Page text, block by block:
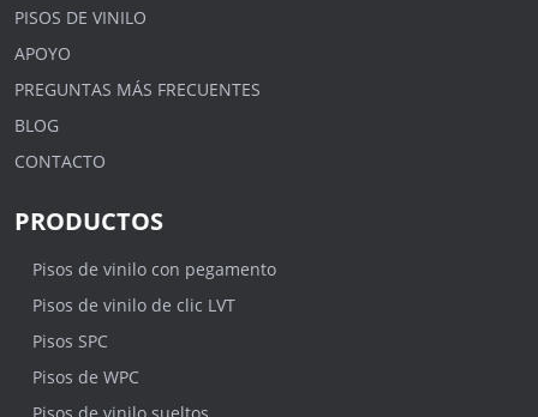
PISOS DE VINILO
APOYO
PREGUNTAS MÁS FRECUENTES
BLOG
CONTACTO
PRODUCTOS
Pisos de vinilo con pegamento
Pisos de vinilo de clic LVT
Pisos SPC
Pisos de WPC
Pisos de vinilo sueltos